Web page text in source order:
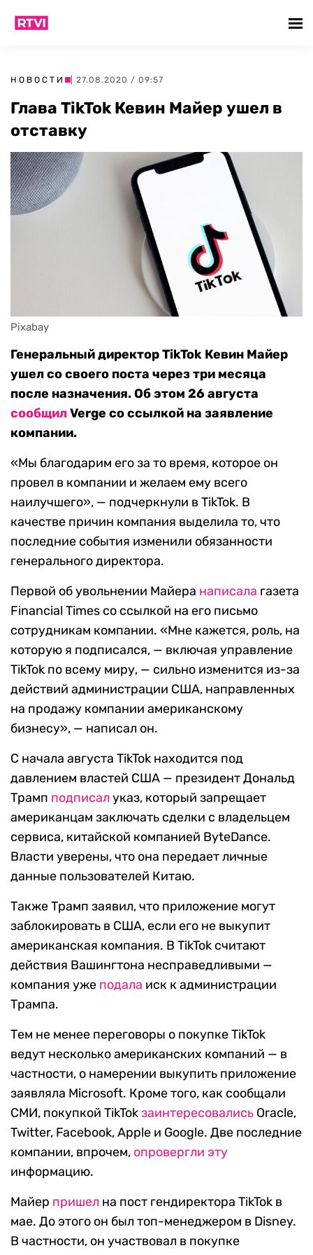
НОВОСТИ | 27.08.2020 / 09:57
Глава TikTok Кевин Майер ушел в
отставку
Pixabay
Генеральный директор TikTok Кевин Майер
ушел со своего поста через три месяца
после назначения. Об этом 26 августа
сообщилVerge со ссылкой на заявление
компании.
«Мы благодарим его за то время, которое он
провел в компании и желаем ему всего
наилучшего», — подчеркнули в TikTok. В
качестве причин компания выделила то, что
последние события изменили обязанности
генерального директора.
Первой об увольнении Майера написала газета
Financial Times со ссылкой на его письмо
сотрудникам компании. «Мне кажется, роль, на
которую я подписался, — включая управление
TikTok по всему миру, — сильно изменится из-за
действий администрации США, направленных
на продажу компании американскому
бизнесу», — написал он.
С начала августа TikTok находится под
давлением властей США — президент Дональд
Трамп подписал указ, который запрещает
американцам заключать сделки с владельцем
сервиса, китайской компанией ByteDance.
Власти уверены, что она передает личные
данные пользователей Китаю.
Также Трамп заявил, что приложение могут
заблокировать в США, если его не выкупит
американская компания. В TikTok считают
действия Вашингтона несправедливыми —
компания уже подала иск к администрации
Трампа.
Тем не менее переговоры о покупке TikTok
ведут несколько американских компаний — в
частности, о намерении выкупить приложение
заявляла Microsoft. Кроме того, как сообщали
СМИ, покупкой TikTokзаинтересовались Oracle,
Twitter, Facebook, Apple и Google. Две последние
компании, впрочем, опровергли эту
информацию.
Майер пришел на пост гендиректора TikTok в
мае. До этого он был топ-менеджером в Disney.
В частности, он участвовал в покупке